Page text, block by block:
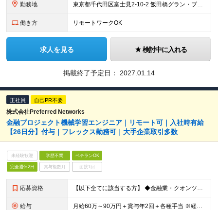
勤務地 東京都千代田区富士見2-10-2 飯田橋グラン・ブルーム ※受動喫煙対策：屋内喫煙可能場所あり ※変更の範囲：上記を除く当社関連勤務地
働き方 リモートワークOK
求人を見る 検討中に入れる
掲載終了予定日： 2027.01.14
正社員 自己PR不要
株式会社Preferred Networks
金融プロジェクト機械学習エンジニア｜リモート可｜入社時有給
【26日分】付与｜フレックス勤務可｜大手企業取引多数
未経験歓迎 学歴不問 ベテランOK
完全週休2日 賞与複数月 面接1回
応募資格 【以下全てに該当する方】 ◆金融業・クオンツの産業分野または学術領域に関する専門的知識・経験または実績 ◆コンピュータサイエンスの知識を活用した課題解決の経験 ┗コンピューターサイエンスのすべての分野
給与 月給60万～90万円＋賞与年2回＋各種手当 ※経験、業績、能力、貢献に応じて、当社規定により優遇 ※試用期間3ヵ月あり。（期間中の給与・待遇の差異はありません） ※月給の30％は固定残業代（時間外労